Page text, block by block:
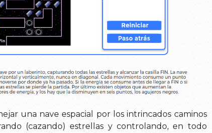
una nave espacial por los intrincados caminos
(cazando) estrellas y controlando, en todo